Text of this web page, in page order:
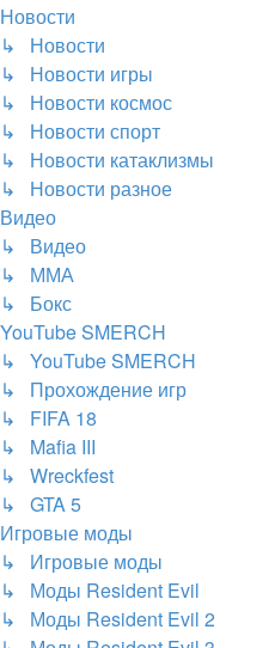
Новости
↳ Новости
↳ Новости игры
↳ Новости космос
↳ Новости спорт
↳ Новости катаклизмы
↳ Новости разное
Видео
↳ Видео
↳ ММА
↳ Бокс
YouTube SMERCH
↳ YouTube SMERCH
↳ Прохождение игр
↳ FIFA 18
↳ Mafia III
↳ Wreckfest
↳ GTA 5
Игровые моды
↳ Игровые моды
↳ Моды Resident Evil
↳ Моды Resident Evil 2